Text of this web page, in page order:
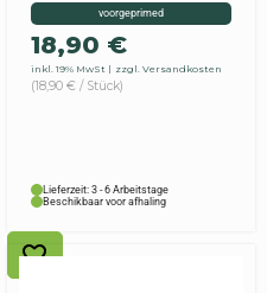
voorgeprimed
18,90 €
inkl. 19% MwSt zzgl. Versandkosten
(18,90 € / Stück)
Lieferzeit: 3 - 6 Arbeitstage
Beschikbaar voor afhaling